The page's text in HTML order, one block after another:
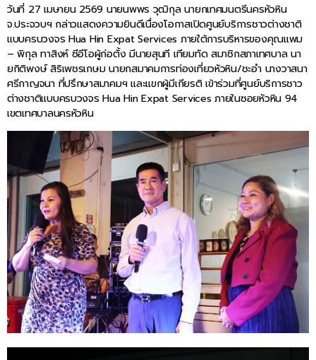
วันที่ 27 เมษายน 2569 นายนพพร วุฒิกุล นายกเทศมนตรีนครหัวหิน
จ.ประจวบฯ กล่าวแสดงความยินดีเนื่องโอกาสเปิดศูนย์บริการชาวต่างชาติ
แบบครบวงจร Hua Hin Expat Services ภายใต้การบริหารของคุณแพม
– พิกุล ทาสิงห์ ซีอีโอผู้ก่อตั้ง มีนายสุนที เทียมทัด สมาชิกสภาเทศบาล นา
ยกิติพงษ์ สิริเพชรเกษม นายกสมาคมการท่องเที่ยวหัวหิน/ชะอำ นางวาสนา
ศรีกาญจนา ที่ปรึกษาสมาคมฯ และแขกผู้มีเกียรติ เข้าร่วมที่ศูนย์บริการชาว
ต่างชาติแบบครบวงจร Hua Hin Expat Services ภายในซอยหัวหิน 94
เขตเทศบาลนครหัวหิน